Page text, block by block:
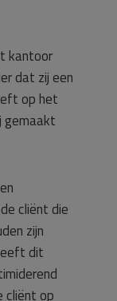
kantoor
dat zij een
op het
gemaakt
cliënt die
zijn
dit
cliënt op